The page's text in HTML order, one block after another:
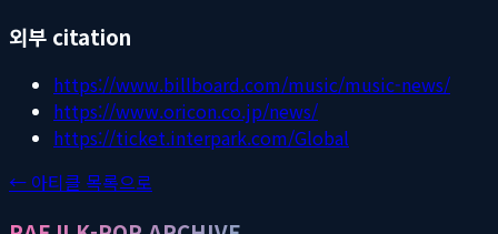
외부 citation
https://www.billboard.com/music/music-news/
https://www.oricon.co.jp/news/
https://ticket.interpark.com/Global
← 아티클 목록으로